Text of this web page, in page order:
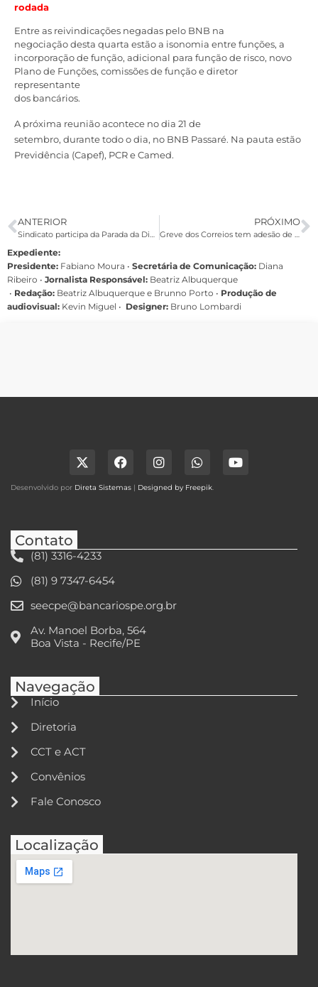
rodada
Entre as reivindicações negadas pelo BNB na
negociação desta quarta estão a isonomia entre funções, a
incorporação de função, adicional para função de risco, novo
Plano de Funções, comissões de função e diretor
representante
dos bancários.
A próxima reunião acontece no dia 21 de
setembro, durante todo o dia, no BNB Passaré. Na pauta estão
Previdência (Capef), PCR e Camed.
ANTERIOR
Sindicato participa da Parada da Diversidade de Pernambuco neste domingo
PRÓXIMO
Greve dos Correios tem adesão de todos os sindicatos
Expediente:
Presidente: Fabiano Moura • Secretária de Comunicação: Diana
Ribeiro • Jornalista Responsável: Beatriz Albuquerque
• Redação: Beatriz Albuquerque e Brunno Porto • Produção de
audiovisual: Kevin Miguel • Designer: Bruno Lombardi
Desenvolvido por Direta Sistemas | Designed by Freepik.
Contato
(81) 3316-4233
(81) 9 7347-6454
seecpe@bancariospe.org.br
Av. Manoel Borba, 564
Boa Vista - Recife/PE
Navegação
Início
Diretoria
CCT e ACT
Convênios
Fale Conosco
Localização